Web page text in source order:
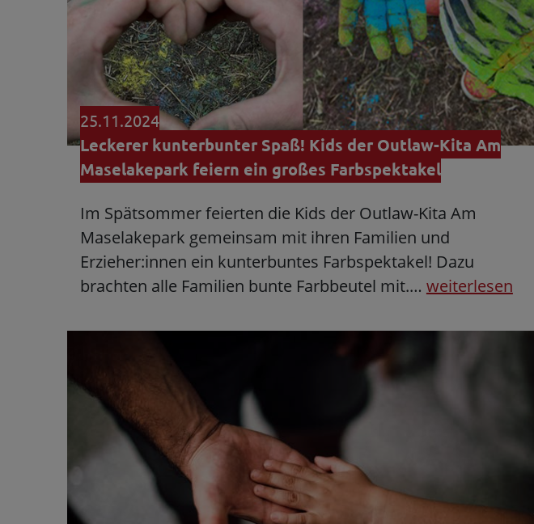
25.11.2024
Leckerer kunterbunter Spaß! Kids der Outlaw-Kita Am
Maselakepark feiern ein großes Farbspektakel
Im Spätsommer feierten die Kids der Outlaw-Kita Am
Maselakepark gemeinsam mit ihren Familien und
Erzieher:innen ein kunterbuntes Farbspektakel! Dazu
brachten alle Familien bunte Farbbeutel mit.… weiterlesen